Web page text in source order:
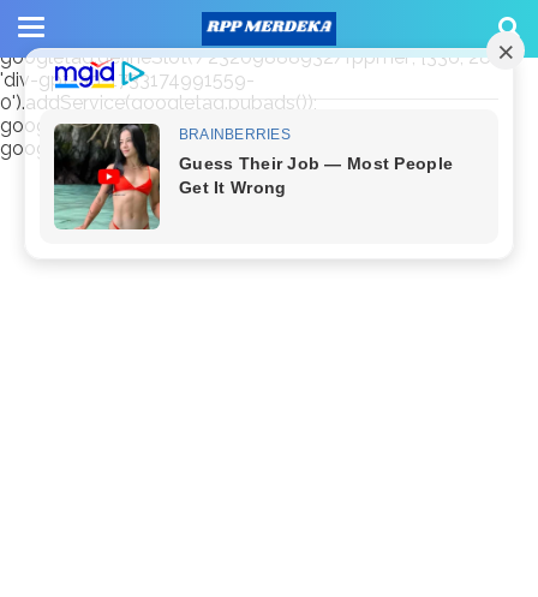
window.googletag = window.googletag || {cmd: []};
googletag.cmd.push(function() {
googletag.defineSlot('/23209888932/rppmer', [336, 280],
'div-gpt-ad-1733174991559-
0').addService(googletag.pubads());
googletag.pubads().enableSingleRequest();
googletag.enableServices(); });